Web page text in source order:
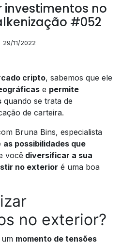
investimentos no
#052
29/11/2022
cripto, sabemos que ele
e permite
quando se trata de
de carteira.
Bruna Bins, especialista
as possibilidades que
você diversificar a sua
no exterior é uma boa
no exterior?
momento de tensões